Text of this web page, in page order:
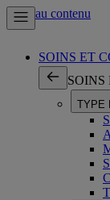
Aller au contenu
SOINS ET
SOINS
TYPE